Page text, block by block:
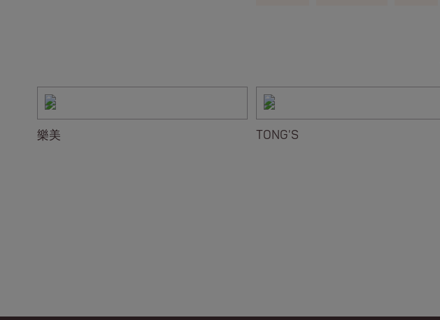
樂美 TONG'S